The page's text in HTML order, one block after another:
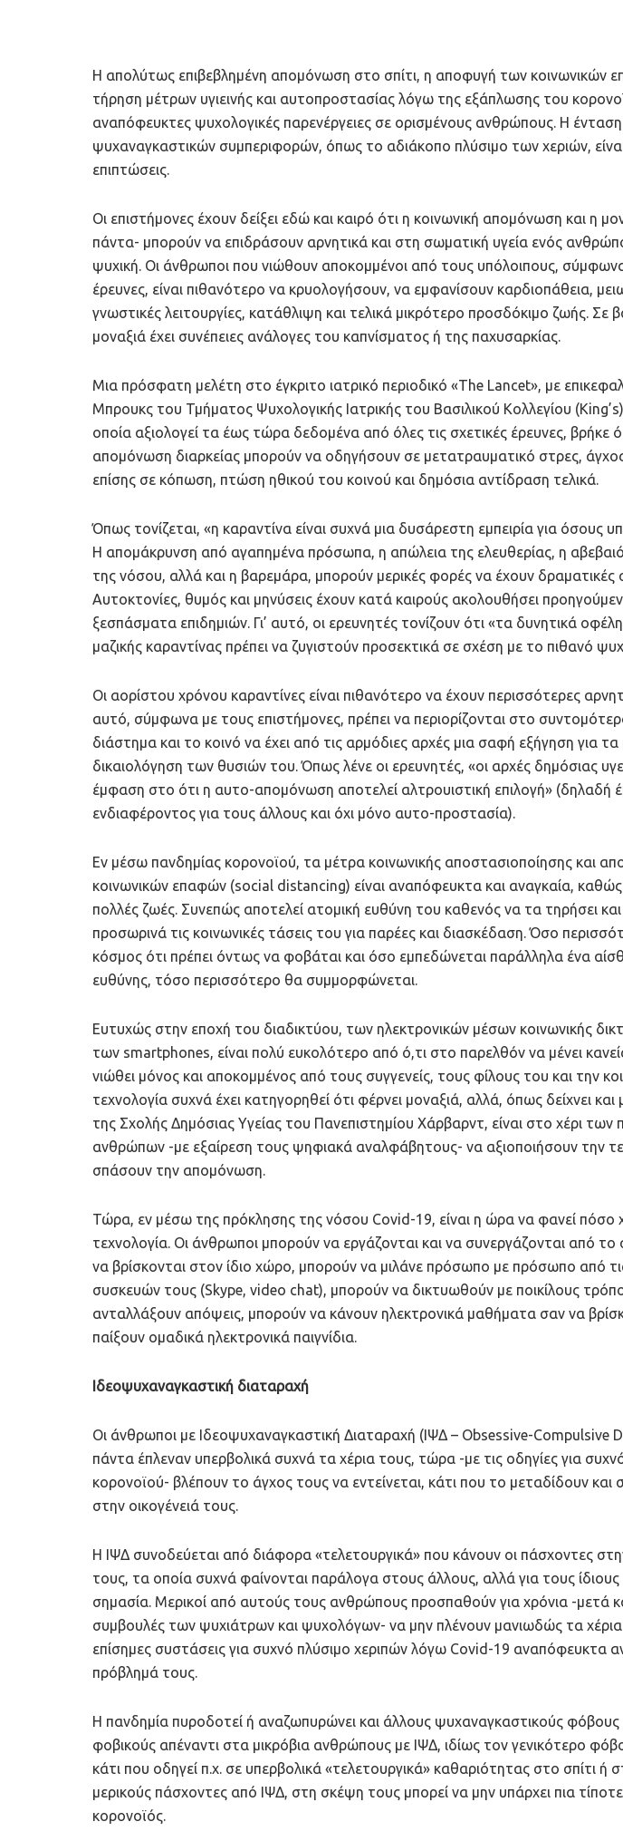
Η απολύτως επιβεβλημένη απομόνωση στο σπίτι, η αποφυγή των κοινωνικών
τήρηση μέτρων υγιεινής και αυτοπροστασίας λόγω της εξάπλωσης του
αναπόφευκτες ψυχολογικές παρενέργειες σε ορισμένους ανθρώπους. Η
ψυχαναγκαστικών συμπεριφορών, όπως το αδιάκοπο πλύσιμο των χεριών,
επιπτώσεις.
Οι επιστήμονες έχουν δείξει εδώ και καιρό ότι η κοινωνική απομόνωση και η
πάντα- μπορούν να επιδράσουν αρνητικά και στη σωματική υγεία ενός
ψυχική. Οι άνθρωποι που νιώθουν αποκομμένοι από τους υπόλοιπους,
έρευνες, είναι πιθανότερο να κρυολογήσουν, να εμφανίσουν καρδιοπάθεια,
γνωστικές λειτουργίες, κατάθλιψη και τελικά μικρότερο προσδόκιμο ζωής. Σε
μοναξιά έχει συνέπειες ανάλογες του καπνίσματος ή της παχυσαρκίας.
Μια πρόσφατη μελέτη στο έγκριτο ιατρικό περιοδικό «The Lancet», με
Μπρουκς του Τμήματος Ψυχολογικής Ιατρικής του Βασιλικού Κολλεγίου
οποία αξιολογεί τα έως τώρα δεδομένα από όλες τις σχετικές έρευνες, βρήκε
απομόνωση διαρκείας μπορούν να οδηγήσουν σε μετατραυματικό στρες,
επίσης σε κόπωση, πτώση ηθικού του κοινού και δημόσια αντίδραση τελικά.
Όπως τονίζεται, «η καραντίνα είναι συχνά μια δυσάρεστη εμπειρία για όσους
Η απομάκρυνση από αγαπημένα πρόσωπα, η απώλεια της ελευθερίας, η
της νόσου, αλλά και η βαρεμάρα, μπορούν μερικές φορές να έχουν δραματικές
Αυτοκτονίες, θυμός και μηνύσεις έχουν κατά καιρούς ακολουθήσει
ξεσπάσματα επιδημιών. Γι’ αυτό, οι ερευνητές τονίζουν ότι «τα δυνητικά
μαζικής καραντίνας πρέπει να ζυγιστούν προσεκτικά σε σχέση με το πιθανό
Οι αορίστου χρόνου καραντίνες είναι πιθανότερο να έχουν περισσότερες
αυτό, σύμφωνα με τους επιστήμονες, πρέπει να περιορίζονται στο
διάστημα και το κοινό να έχει από τις αρμόδιες αρχές μια σαφή εξήγηση για τα
δικαιολόγηση των θυσιών του. Όπως λένε οι ερευνητές, «οι αρχές δημόσιας
έμφαση στο ότι η αυτο-απομόνωση αποτελεί αλτρουιστική επιλογή» (δηλαδή
ενδιαφέροντος για τους άλλους και όχι μόνο αυτο-προστασία).
Εν μέσω πανδημίας κορονοϊού, τα μέτρα κοινωνικής αποστασιοποίησης και
κοινωνικών επαφών (social distancing) είναι αναπόφευκτα και αναγκαία,
πολλές ζωές. Συνεπώς αποτελεί ατομική ευθύνη του καθενός να τα τηρήσει και
προσωρινά τις κοινωνικές τάσεις του για παρέες και διασκέδαση. Όσο
κόσμος ότι πρέπει όντως να φοβάται και όσο εμπεδώνεται παράλληλα ένα
ευθύνης, τόσο περισσότερο θα συμμορφώνεται.
Ευτυχώς στην εποχή του διαδικτύου, των ηλεκτρονικών μέσων κοινωνικής
των smartphones, είναι πολύ ευκολότερο από ό,τι στο παρελθόν να μένει
νιώθει μόνος και αποκομμένος από τους συγγενείς, τους φίλους του και την
τεχνολογία συχνά έχει κατηγορηθεί ότι φέρνει μοναξιά, αλλά, όπως δείχνει
της Σχολής Δημόσιας Υγείας του Πανεπιστημίου Χάρβαρντ, είναι στο χέρι των
ανθρώπων -με εξαίρεση τους ψηφιακά αναλφάβητους- να αξιοποιήσουν την
σπάσουν την απομόνωση.
Τώρα, εν μέσω της πρόκλησης της νόσου Covid-19, είναι η ώρα να φανεί πόσο
τεχνολογία. Οι άνθρωποι μπορούν να εργάζονται και να συνεργάζονται από το
να βρίσκονται στον ίδιο χώρο, μπορούν να μιλάνε πρόσωπο με πρόσωπο από
συσκευών τους (Skype, video chat), μπορούν να δικτυωθούν με ποικίλους
ανταλλάξουν απόψεις, μπορούν να κάνουν ηλεκτρονικά μαθήματα σαν να
παίξουν ομαδικά ηλεκτρονικά παιγνίδια.
Iδεοψυχαναγκαστική διαταραχή
Οι άνθρωποι με Iδεοψυχαναγκαστική Διαταραχή (ΙΨΔ – Obsessive-Compulsive
πάντα έπλεναν υπερβολικά συχνά τα χέρια τους, τώρα -με τις οδηγίες για
κορονοϊού- βλέπουν το άγχος τους να εντείνεται, κάτι που το μεταδίδουν και
στην οικογένειά τους.
Η ΙΨΔ συνοδεύεται από διάφορα «τελετουργικά» που κάνουν οι πάσχοντες
τους, τα οποία συχνά φαίνονται παράλογα στους άλλους, αλλά για τους ίδιους
σημασία. Μερικοί από αυτούς τους ανθρώπους προσπαθούν για χρόνια -μετά
συμβουλές των ψυχιάτρων και ψυχολόγων- να μην πλένουν μανιωδώς τα χέρια
επίσημες συστάσεις για συχνό πλύσιμο χεριπών λόγω Covid-19 αναπόφευκτα
πρόβλημά τους.
Η πανδημία πυροδοτεί ή αναζωπυρώνει και άλλους ψυχαναγκαστικούς
φοβικούς απέναντι στα μικρόβια ανθρώπους με ΙΨΔ, ιδίως τον γενικότερο
κάτι που οδηγεί π.χ. σε υπερβολικά «τελετουργικά» καθαριότητας στο σπίτι ή
μερικούς πάσχοντες από ΙΨΔ, στη σκέψη τους μπορεί να μην υπάρχει πια
κορονοϊός.